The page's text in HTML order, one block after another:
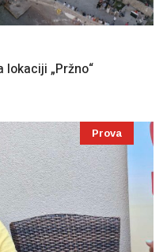
lokaciji „Pržno“
Prova